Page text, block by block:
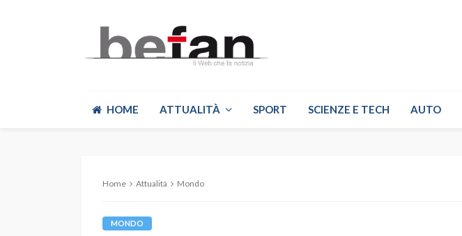
HOME ATTUALITÀ SPORT SCIENZE E TECH AUTO
Home Attualità Mondo
MONDO